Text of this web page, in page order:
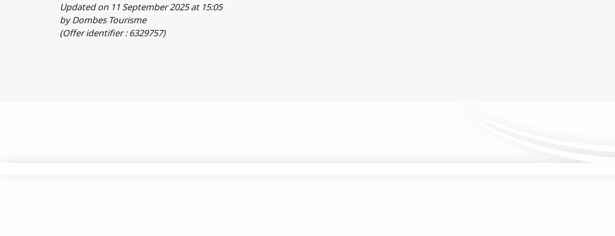
Updated on 11 September 2025 at 15:05
by Dombes Tourisme
(Offer identifier :6329757)